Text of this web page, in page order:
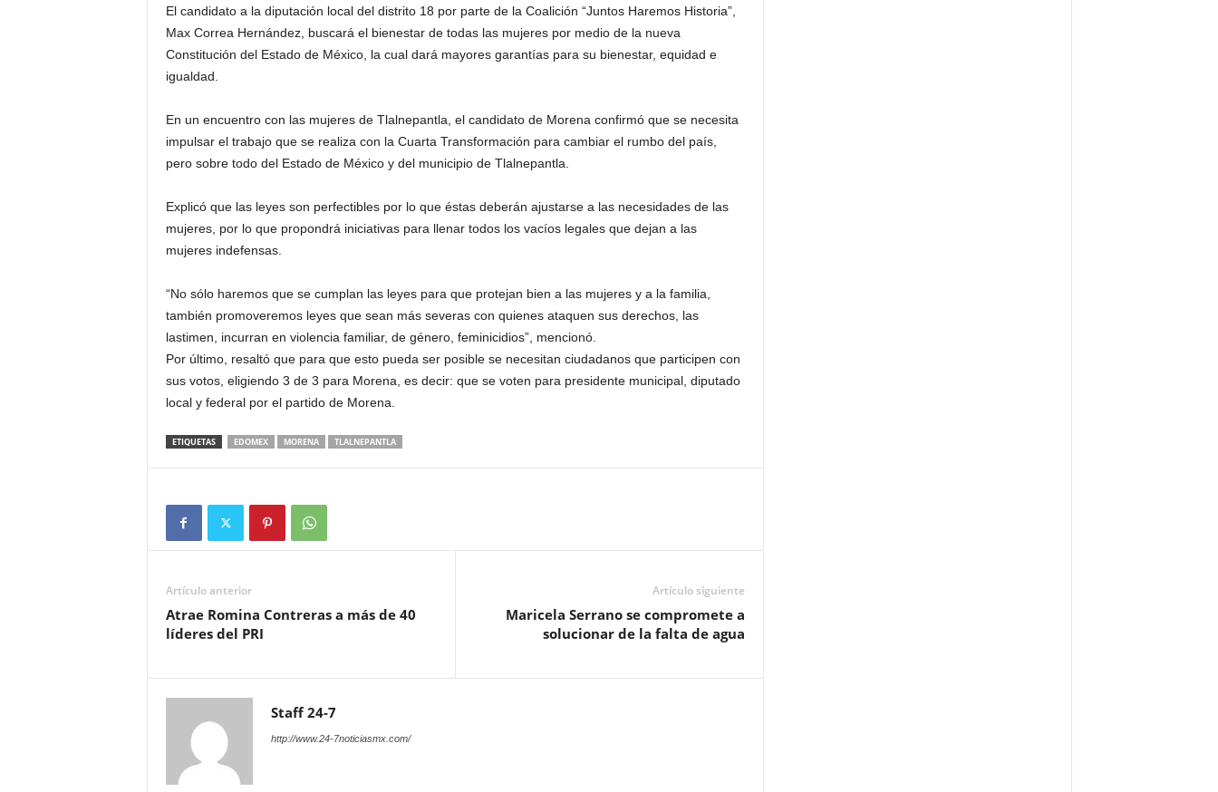
El candidato a la diputación local del distrito 18 por parte de la Coalición “Juntos Haremos Historia”,
Max Correa Hernández, buscará el bienestar de todas las mujeres por medio de la nueva
Constitución del Estado de México, la cual dará mayores garantías para su bienestar, equidad e
igualdad.
En un encuentro con las mujeres de Tlalnepantla, el candidato de Morena confirmó que se necesita
impulsar el trabajo que se realiza con la Cuarta Transformación para cambiar el rumbo del país,
pero sobre todo del Estado de México y del municipio de Tlalnepantla.
Explicó que las leyes son perfectibles por lo que éstas deberán ajustarse a las necesidades de las
mujeres, por lo que propondrá iniciativas para llenar todos los vacíos legales que dejan a las
mujeres indefensas.
“No sólo haremos que se cumplan las leyes para que protejan bien a las mujeres y a la familia,
también promoveremos leyes que sean más severas con quienes ataquen sus derechos, las
lastimen, incurran en violencia familiar, de género, feminicidios”, mencionó.
Por último, resaltó que para que esto pueda ser posible se necesitan ciudadanos que participen con
sus votos, eligiendo 3 de 3 para Morena, es decir: que se voten para presidente municipal, diputado
local y federal por el partido de Morena.
ETIQUETAS EDOMEX MORENA TLALNEPANTLA
Artículo anterior
Atrae Romina Contreras a más de 40
líderes del PRI
Artículo siguiente
Maricela Serrano se compromete a
solucionar de la falta de agua
Staff 24-7
http://www.24-7noticiasmx.com/